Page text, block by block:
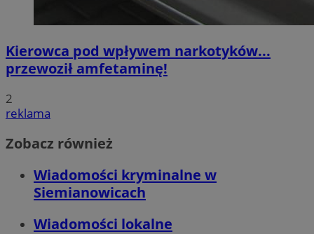
Kierowca pod wpływem narkotyków...
przewoził amfetaminę!
2
reklama
Zobacz również
Wiadomości kryminalne w
Siemianowicach
Wiadomości lokalne